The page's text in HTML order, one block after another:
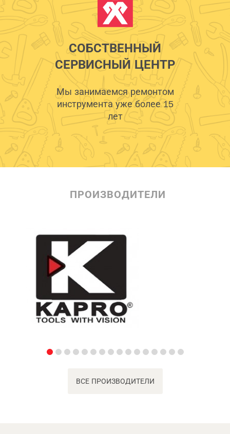
СОБСТВЕННЫЙ
СЕРВИСНЫЙ ЦЕНТР
Мы занимаемся ремонтом
инструмента уже более 15
лет
ПРОИЗВОДИТЕЛИ
ВСЕ ПРОИЗВОДИТЕЛИ